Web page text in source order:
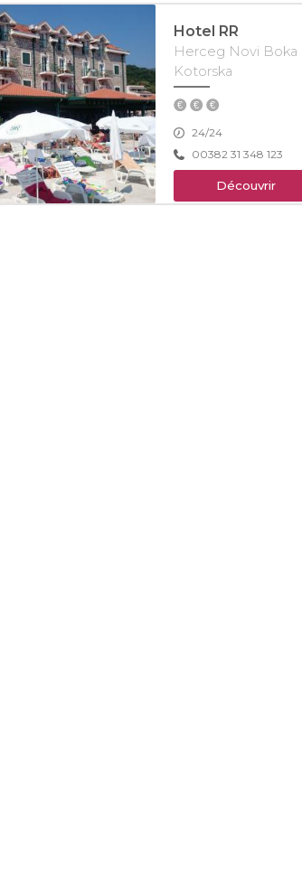
Hotel RR
Herceg Novi Boka
Kotorska
24/24
00382 31 348 123
Découvrir